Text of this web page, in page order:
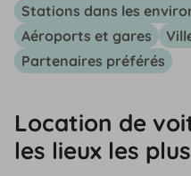
Stations dans les
Aéroports et gares
Partenaires préférés
Location de
les lieux les